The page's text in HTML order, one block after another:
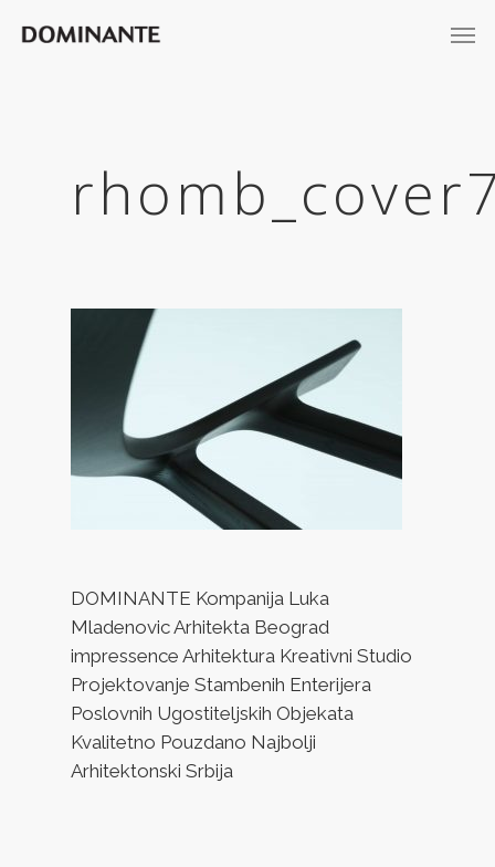
DOMINANTE Kompanija Luka
Mladenovic Arhitekta Beograd
impressence Arhitektura Kreativni Studio
Projektovanje Stambenih Enterijera
Poslovnih Ugostiteljskih Objekata
Kvalitetno Pouzdano Najbolji
Arhitektonski Srbija